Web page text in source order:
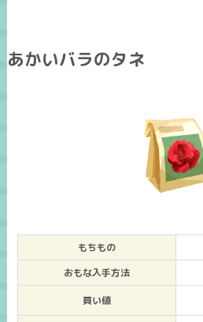
あかいバラのタネ
もちもの
おもな入手方法
買い値